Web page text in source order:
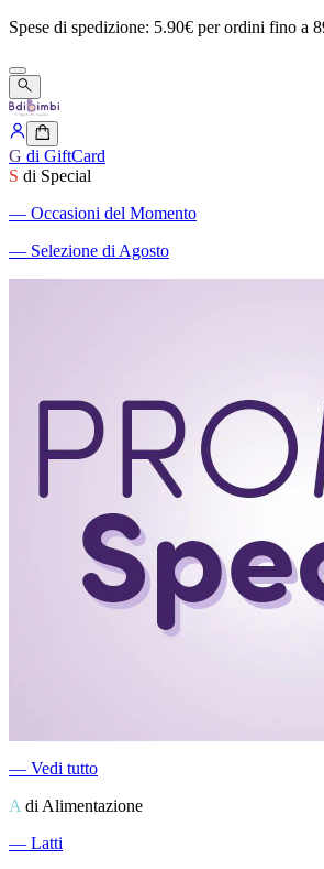
Spese di spedizione: 5.90€ perordini fino a
G di GiftCard
S di Special
― Occasioni del Momento
― Selezione di Agosto
― Vedi tutto
A di Alimentazione
― Latti